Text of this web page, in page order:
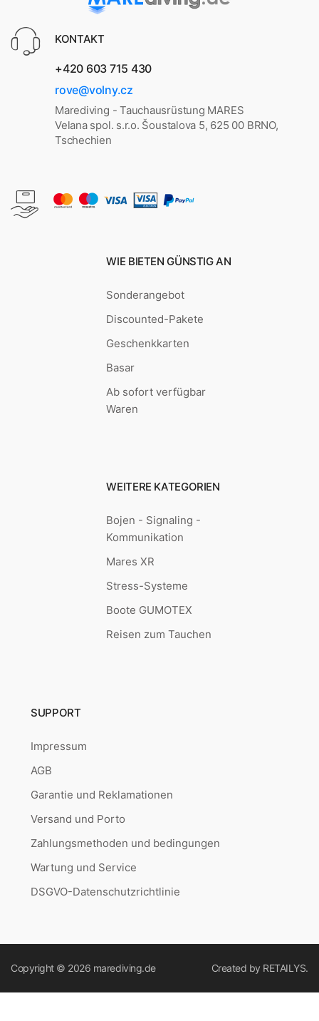
KONTAKT
+420 603 715 430
rove@volny.cz
Marediving - Tauchausrüstung MARES
Velana spol. s.r.o. Šoustalova 5, 625 00 BRNO,
Tschechien
WIE BIETEN GÜNSTIG AN
Sonderangebot
Discounted-Pakete
Geschenkkarten
Basar
Ab sofort verfügbar
Waren
WEITERE KATEGORIEN
Bojen - Signaling -
Kommunikation
Mares XR
Stress-Systeme
Boote GUMOTEX
Reisen zum Tauchen
SUPPORT
Impressum
AGB
Garantie und Reklamationen
Versand und Porto
Zahlungsmethoden und bedingungen
Wartung und Service
DSGVO-Datenschutzrichtlinie
Copyright © 2026 marediving.de Created by RETAILYS.